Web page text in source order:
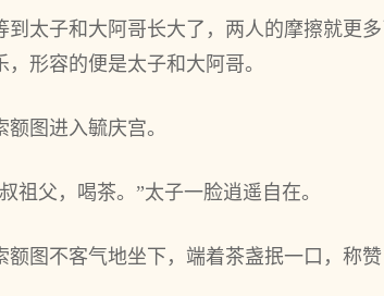
到太子和大阿哥长大了，两人的摩擦就更
，形容的便是太子和大阿哥。
额图进入毓庆宫。
祖父，喝茶。”太子一脸逍遥自在。
额图不客气地坐下，端着茶盏抿一口，称赞